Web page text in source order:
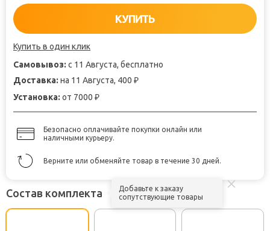
КУПИТЬ
Купить в один клик
Самовывоз: с 11 Августа, бесплатно
Доставка: на 11 Августа, 400 ₽
Установка: от 7000 ₽
Безопасно оплачивайте покупки онлайн или
наличными курьеру.
Верните или обменяйте товар в течение 30 дней.
Состав комплекта
Добавьте к заказу
сопутствующие товары